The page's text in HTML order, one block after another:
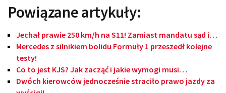
Powiązane artykuły:
Jechał prawie 250 km/h na S11! Zamiast mandatu sąd i…
Mercedes z silnikiem bolidu Formuły 1 przeszedł kolejne
testy!
Co to jest KJS? Jak zacząć i jakie wymogi musi…
Dwóch kierowców jednocześnie straciło prawo jazdy za